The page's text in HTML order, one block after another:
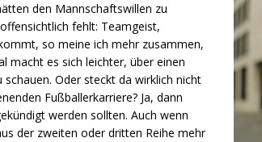
den Mannschaftswillen zu
fehlt: Teamgeist,
so meine ich mehr zusammen,
macht es sich leichter, über einen
Oder steckt da wirklich nicht
Fußballerkarriere? Ja, dann
werden sollten. Auch wenn
der zweiten oder dritten Reihe mehr